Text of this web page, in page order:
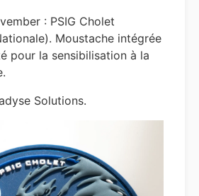
: PSIG Cholet
Moustache intégrée
pour la sensibilisation à la
Solutions.